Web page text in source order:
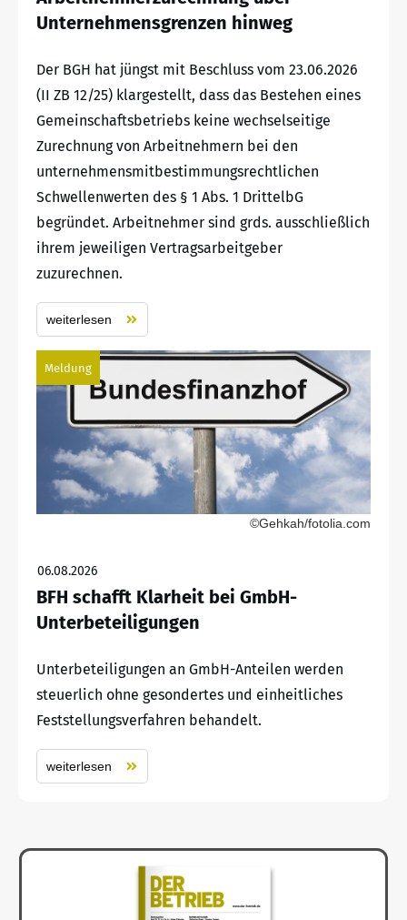
Unternehmensgrenzen hinweg
Der BGH hat jüngst mit Beschluss vom 23.06.2026
(II ZB 12/25) klargestellt, dass das Bestehen eines
Gemeinschaftsbetriebs keine wechselseitige
Zurechnung von Arbeitnehmern bei den
unternehmensmitbestimmungsrechtlichen
Schwellenwerten des § 1 Abs. 1 DrittelbG
begründet. Arbeitnehmer sind grds. ausschließlich
ihrem jeweiligen Vertragsarbeitgeber
zuzurechnen.
weiterlesen
Meldung
©Gehkah/fotolia.com
06.08.2026
BFH schafft Klarheit bei GmbH-
Unterbeteiligungen
Unterbeteiligungen an GmbH-Anteilen werden
steuerlich ohne gesondertes und einheitliches
Feststellungsverfahren behandelt.
weiterlesen